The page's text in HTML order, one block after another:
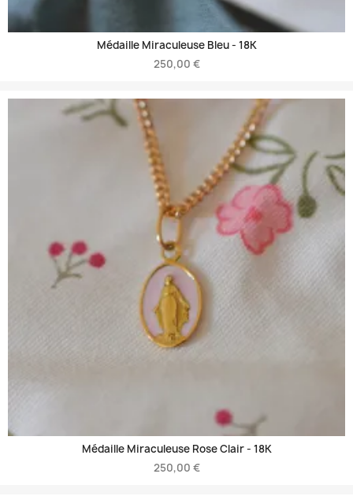
Médaille Miraculeuse Bleu - 18K
250,00 €
Médaille Miraculeuse Rose Clair - 18K
250,00 €